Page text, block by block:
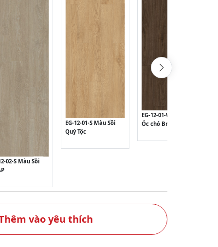
02-S Màu Sồi
EG-12-01-S Màu Sồi
Quý Tộc
EG-12-01-W Màu Gỗ
Óc chó Brazil
vào yêu thích